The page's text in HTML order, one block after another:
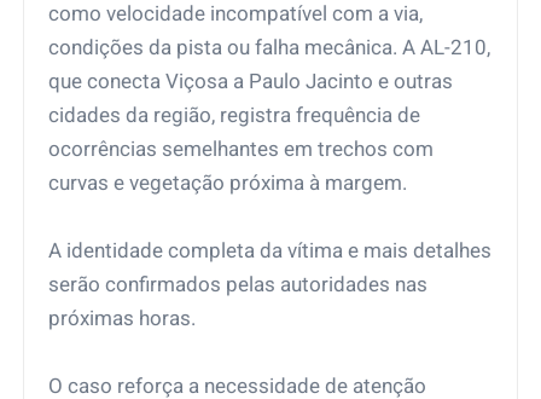
como velocidade incompatível com a via,
condições da pista ou falha mecânica. A AL-210,
que conecta Viçosa a Paulo Jacinto e outras
cidades da região, registra frequência de
ocorrências semelhantes em trechos com
curvas e vegetação próxima à margem.
A identidade completa da vítima e mais detalhes
serão confirmados pelas autoridades nas
próximas horas.
O caso reforça a necessidade de atenção